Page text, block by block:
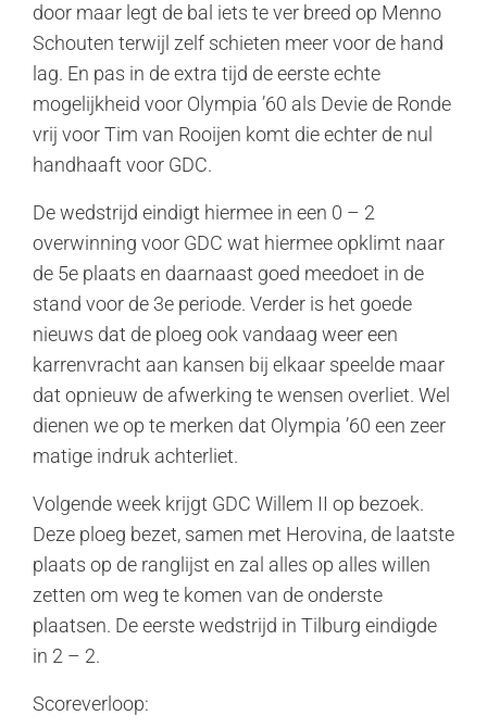
door maar legt de bal iets te ver breed op Menno
Schouten terwijl zelf schieten meer voor de hand
lag. En pas in de extra tijd de eerste echte
mogelijkheid voor Olympia ’60 als Devie de Ronde
vrij voor Tim van Rooijen komt die echter de nul
handhaaft voor GDC.
De wedstrijd eindigt hiermee in een 0 – 2
overwinning voor GDC wat hiermee opklimt naar
de 5e plaats en daarnaast goed meedoet in de
stand voor de 3e periode. Verder is het goede
nieuws dat de ploeg ook vandaag weer een
karrenvracht aan kansen bij elkaar speelde maar
dat opnieuw de afwerking te wensen overliet. Wel
dienen we op te merken dat Olympia ’60 een zeer
matige indruk achterliet.
Volgende week krijgt GDC Willem II op bezoek.
Deze ploeg bezet, samen met Herovina, de laatste
plaats op de ranglijst en zal alles op alles willen
zetten om weg te komen van de onderste
plaatsen. De eerste wedstrijd in Tilburg eindigde
in 2 – 2.
Scoreverloop: